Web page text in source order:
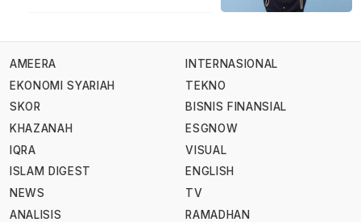
AMEERA
EKONOMI SYARIAH
SKOR
KHAZANAH
IQRA
ISLAM DIGEST
NEWS
ANALISIS
INTERNASIONAL
TEKNO
BISNIS FINANSIAL
ESGNOW
VISUAL
ENGLISH
TV
RAMADHAN